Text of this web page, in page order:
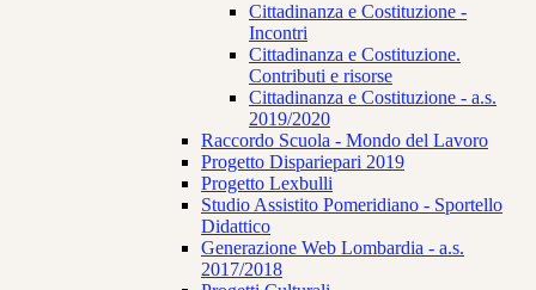
Cittadinanza e Costituzione -
Incontri
Cittadinanza e Costituzione.
Contributi e risorse
Cittadinanza e Costituzione - a.s.
2019/2020
Raccordo Scuola - Mondo del Lavoro
Progetto Dispariepari 2019
Progetto Lexbulli
Studio Assistito Pomeridiano - Sportello
Didattico
Generazione Web Lombardia - a.s.
2017/2018